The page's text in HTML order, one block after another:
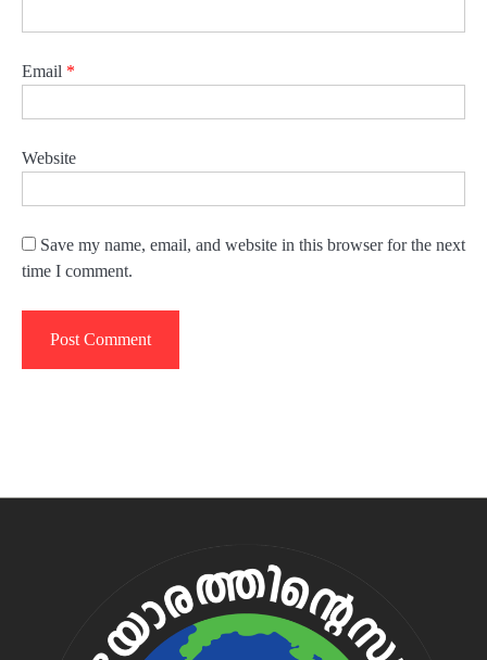
Email *
Website
Save my name, email, and website in this browser for the next
time I comment.